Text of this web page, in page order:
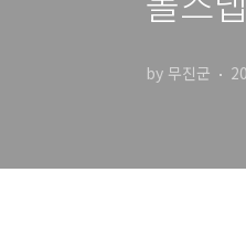
by 무진군